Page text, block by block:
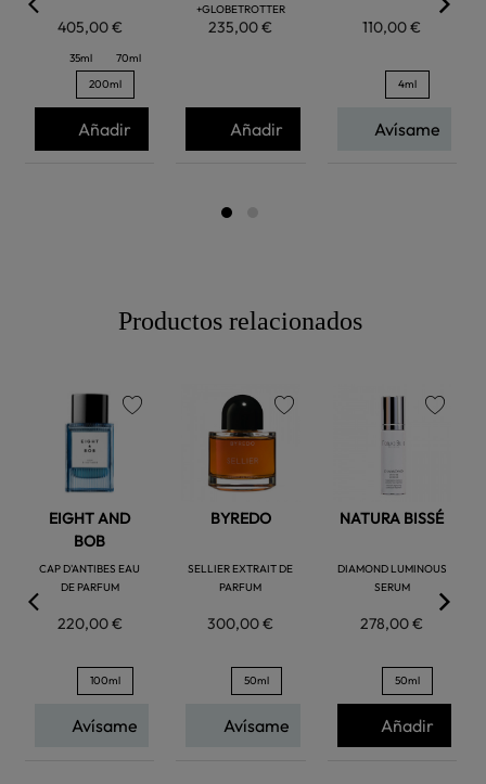
405,00 €
35ml
70ml
200ml
Añadir
+GLOBETROTTER
235,00 €
Añadir
110,00 €
4ml
Avísame
Productos relacionados
EIGHT AND
BOB
CAP D'ANTIBES EAU
DE PARFUM
220,00 €
100ml
Avísame
BYREDO
SELLIER EXTRAIT DE
PARFUM
300,00 €
favorite
50ml
Avísame
NATURA BISSÉ
DIAMOND LUMINOUS
SERUM
278,00 €
50ml
Añadir